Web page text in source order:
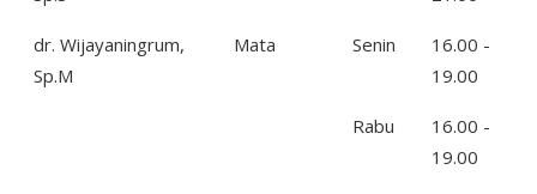
dr. Wijayaningrum,
Sp.M
Mata Senin
16.00 -
19.00
Rabu
16.00 -
19.00